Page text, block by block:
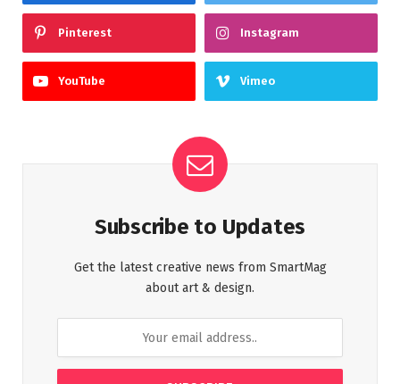
Pinterest Instagram
YouTube Vimeo
Subscribe to Updates
Get the latest creative news from SmartMag
about art & design.